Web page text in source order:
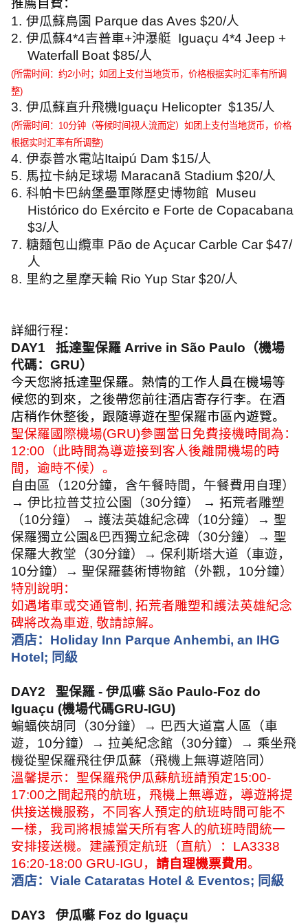
推薦自費：
1. 伊瓜蘇鳥園 Parque das Aves $20/人
2. 伊瓜蘇4*4吉普車+沖瀑艇 Iguaçu 4*4 Jeep +
Waterfall Boat $85/人
(所需时间：约2小时；如团上支付当地货币，价格根据实时汇率有所调
整)
3. 伊瓜蘇直升飛機Iguaçu Helicopter $135/人
(所需时间： 10分钟（等候时间视人流而定）如团上支付当地货币，价格
根据实时汇率有所调整)
4. 伊泰普水電站Itaipú Dam $15/人
5. 馬拉卡納足球場 Maracanã Stadium $20/人
6. 科帕卡巴納堡壘軍隊歷史博物館 Museu
Histórico do Exército e Forte de Copacabana
$3/人
7. 糖麵包山纜車 Pão de Açucar Carble Car $47/
人
8. 里約之星摩天輪 Rio Yup Star $20/人
詳細行程：
DAY1
抵達聖保羅 Arrive in São Paulo （機場
代碼： GRU）
今天您將抵達聖保羅。熱情的工作人員在機場等
候您的到來，之後帶您前往酒店寄存行李。在酒
店稍作休整後，跟隨導遊在聖保羅市區內遊覽。
聖保羅國際機場(GRU)參團當日免費接機時間為：
12:00 （此時間為導遊接到客人後離開機場的時
間，逾時不候）。
自由區（120分鐘，含午餐時間，午餐費用自理）
→ 伊比拉普艾拉公園（30分鐘） → 拓荒者雕塑
（10分鐘） → 護法英雄紀念碑（10分鐘）→ 聖
保羅獨立公園&巴西獨立紀念碑（30分鐘）→ 聖
保羅大教堂（30分鐘）→ 保利斯塔大道（車遊，
10分鐘）→ 聖保羅藝術博物館（外觀， 10分鐘）
特別說明：
如遇堵車或交通管制 , 拓荒者雕塑和護法英雄紀念
碑將改為車遊, 敬請諒解。
酒店： Holiday Inn Parque Anhembi, an IHG
Hotel; 同級
DAY2 聖保羅 - 伊瓜囌 São Paulo-Foz do
Iguaçu (機場代碼GRU-IGU)
蝙蝠俠胡同（30分鐘）→ 巴西大道富人區（車
遊， 10分鐘）→ 拉美紀念館（30分鐘）→ 乘坐飛
機從聖保羅飛往伊瓜蘇（飛機上無導遊陪同）
溫馨提示：聖保羅飛伊瓜蘇航班請預定15:00-
17:00之間起飛的航班，飛機上無導遊，導遊將提
供接送機服務，不同客人預定的航班時間可能不
一樣，我司將根據當天所有客人的航班時間統一
安排接送機。建議預定航班（直航）： LA3338
16:20-18:00 GRU-IGU， 請自理機票費用。
酒店： Viale Cataratas Hotel & Eventos; 同級
DAY3 伊瓜囌 Foz do Iguaçu